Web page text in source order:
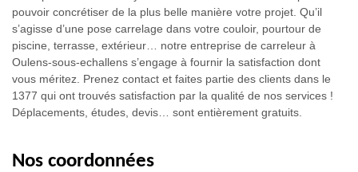
pouvoir concrétiser de la plus belle manière votre projet. Qu’il
s’agisse d’une pose carrelage dans votre couloir, pourtour de
piscine, terrasse, extérieur… notre entreprise de carreleur à
Oulens-sous-echallens s’engage à fournir la satisfaction dont
vous méritez. Prenez contact et faites partie des clients dans le
1377 qui ont trouvés satisfaction par la qualité de nos services !
Déplacements, études, devis… sont entièrement gratuits.
Nos coordonnées